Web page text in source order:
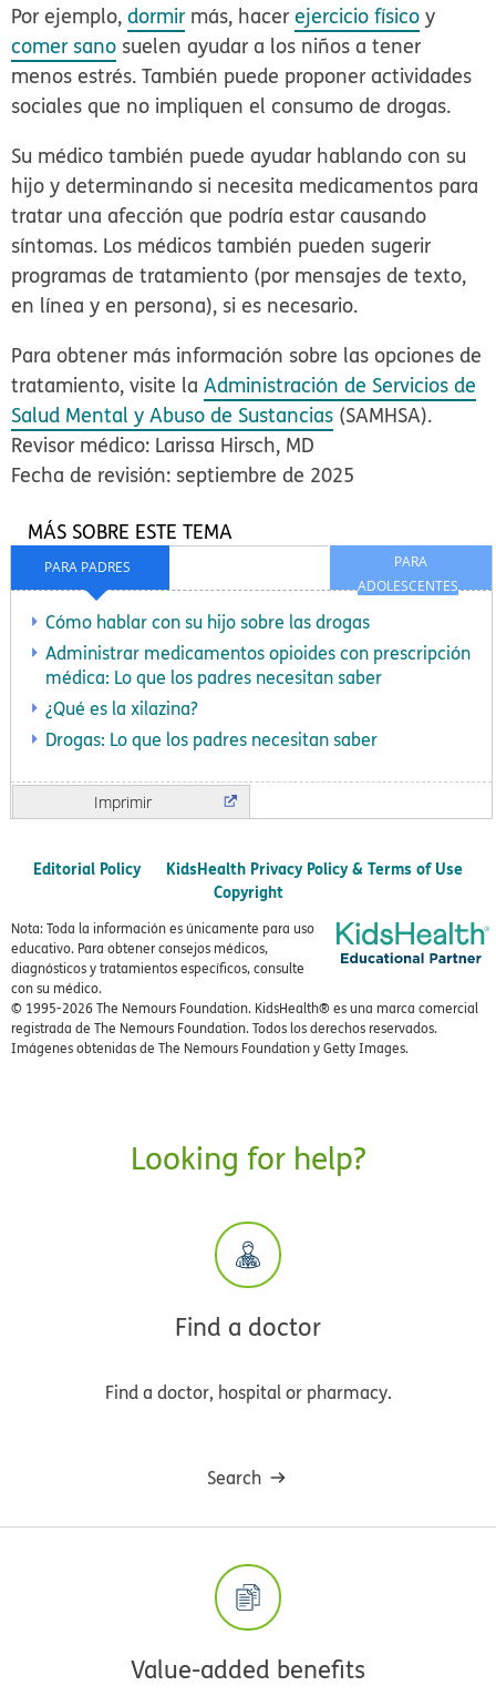
Por ejemplo,dormirmás, hacerejercicio físico y
comer sano suelen ayudar a los niños a tener
menos estrés. También puede proponer actividades
sociales que no impliquen el consumo de drogas.
Su médico también puede ayudar hablando con su
hijo y determinando si necesita medicamentos para
tratar una afección que podría estar causando
síntomas. Los médicos también pueden sugerir
programas de tratamiento (por mensajes de texto,
en línea y en persona), si es necesario.
Para obtener más información sobre las opciones de
tratamiento, visite laAdministración de Servicios de
Salud Mental y Abuso de Sustancias (SAMHSA).
Revisor médico: Larissa Hirsch, MD
Fecha de revisión: septiembre de 2025
PARA
ADOLESCENTES
PARA PADRES
MÁS SOBRE ESTE TEMA
Cómo hablar con su hijo sobre las drogas
Administrar medicamentos opioides con prescripción
médica: Lo que los padres necesitan saber
¿Qué es la xilazina?
Drogas: Lo que los padres necesitan saber
Imprimir
Editorial Policy
KidsHealth Privacy Policy & Terms of Use
Copyright
Nota: Toda la información es únicamente para uso
educativo. Para obtener consejos médicos,
diagnósticos y tratamientos específicos, consulte
con su médico.
© 1995-2026 The Nemours Foundation. KidsHealth® es una marca comercial
registrada de The Nemours Foundation. Todos los derechos reservados.
Imágenes obtenidas de The Nemours Foundation y Getty Images.
Looking for help?
Find a doctor
Find a doctor, hospital or pharmacy.
Search
Value-added benefits